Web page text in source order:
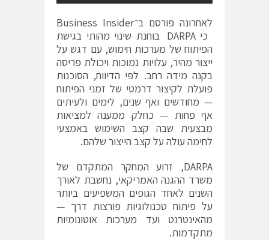
לאחרונה פורסם ב־Business Insider
כי DARPA בוחנת שינוי מהותי בגישת
הפיתוח של מערכות חימוש, עם דגש על
ייצור מהיר, עלויות נמוכות ויכולת פריסה
בקנה מידה רחב. לפי הדיווח, הסוכנות
פועלת לקיצור דרמטי של זמני הפיתוח
— מחודשים ואף שנים, לימים ולעיתים
אף פחות — כחלק ממענה למציאות
מבצעית שבה קצב השימוש באמצעי
לחימה עולה על קצב הייצור שלהם.
DARPA, זרוע המחקר המתקדם של
משרד ההגנה האמריקאי, נחשבת לאורך
השנים לאחד הגופים המשפיעים ביותר
על פיתוח טכנולוגיות פורצות דרך —
מהאינטרנט ועד מערכות אוטונומיות
מתקדמות.